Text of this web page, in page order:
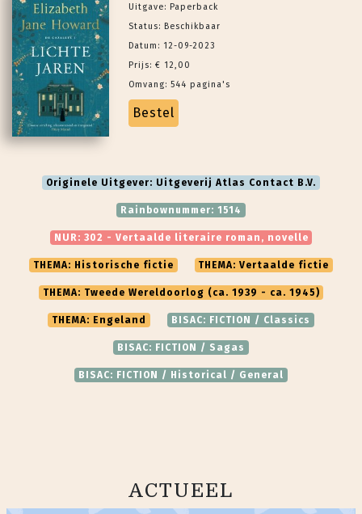
Uitgave: Paperback
Status: Beschikbaar
Datum: 12-09-2023
Prijs: € 12,00
Omvang: 544 pagina's
Bestel
Originele Uitgever: Uitgeverij Atlas Contact B.V.
Rainbownummer: 1514
NUR: 302 - Vertaalde literaire roman, novelle
THEMA: Historische fictie THEMA: Vertaalde fictie
THEMA: Tweede Wereldoorlog (ca. 1939 - ca. 1945)
THEMA: Engeland BISAC: FICTION / Classics
BISAC: FICTION / Sagas
BISAC: FICTION / Historical / General
ACTUEEL